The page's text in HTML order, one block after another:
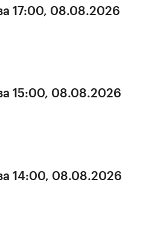
17:00, 08.08.2026
15:00, 08.08.2026
14:00, 08.08.2026